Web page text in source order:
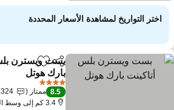
اختر التواريخ لمشاهدة الأسعار المحددة
مشاركةto favorites
بست ويسترن
بارك هوتل
8.5 ممتاز
3,324
3.4 كم إلى وسط المدينة